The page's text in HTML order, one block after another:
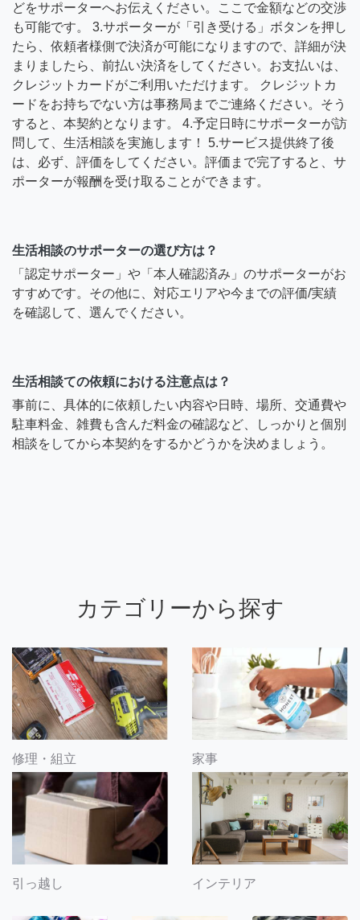
どをサポーターへお伝えください。ここで金額などの交渉
も可能です。 3.サポーターが「引き受ける」ボタンを押し
たら、依頼者様側で決済が可能になりますので、詳細が決
まりましたら、前払い決済をしてください。お支払いは、
クレジットカードがご利用いただけます。 クレジットカ
ードをお持ちでない方は事務局までご連絡ください。そう
すると、本契約となります。 4.予定日時にサポーターが訪
問して、生活相談を実施します！ 5.サービス提供終了後
は、必ず、評価をしてください。評価まで完了すると、サ
ポーターが報酬を受け取ることができます。
生活相談のサポーターの選び方は？
「認定サポーター」や「本人確認済み」のサポーターがお
すすめです。その他に、対応エリアや今までの評価/実績
を確認して、選んでください。
生活相談ての依頼における注意点は？
事前に、具体的に依頼したい内容や日時、場所、交通費や
駐車料金、雑費も含んだ料金の確認など、しっかりと個別
相談をしてから本契約をするかどうかを決めましょう。
カテゴリーから探す
修理・組立 家事
引っ越し インテリア